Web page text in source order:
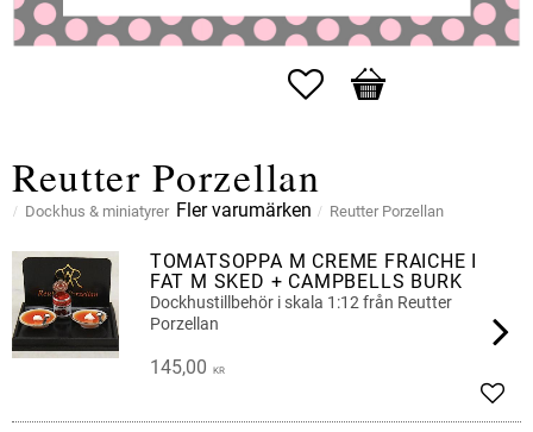
Favoriter
Kundvagn
Reutter Porzellan
Dockhus & miniatyrer Fler varumärken Reutter Porzellan
TOMATSOPPA M CREME FRAICHE I
FAT M SKED + CAMPBELLS BURK
Dockhustillbehör i skala 1:12 från Reutter
Porzellan
145,00 KR